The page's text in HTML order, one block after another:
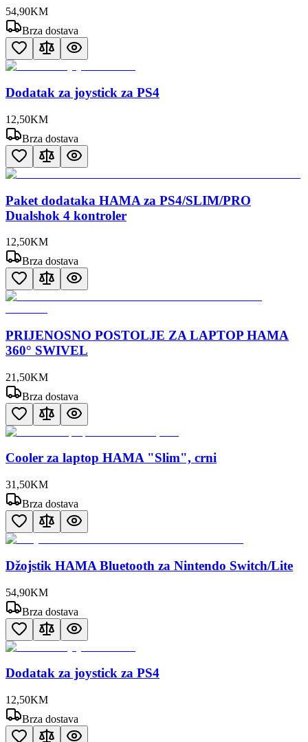
54,90KM
Brza dostava
Dodatak za joystick za PS4
12,50KM
Brza dostava
Paket dodataka HAMA za PS4/SLIM/PRO
Dualshok 4 kontroler
12,50KM
Brza dostava
PRIJENOSNO POSTOLJE ZA LAPTOP HAMA
360° SWIVEL
21 ,50KM
Brza dostava
Cooler za laptop HAMA "Slim", crni
31 ,50KM
Brza dostava
Džojstik HAMA Bluetooth za Nintendo Switch/Lite
54,90KM
Brza dostava
Dodatak za joystick za PS4
12,50KM
Brza dostava